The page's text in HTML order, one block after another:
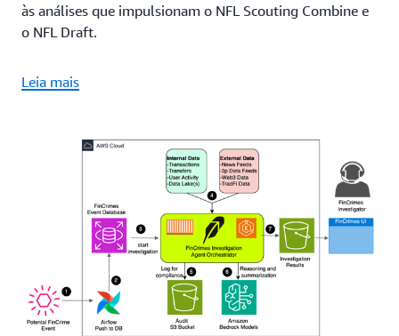
às análises que impulsionam o NFL Scouting Combine e
o NFL Draft.
Leia mais